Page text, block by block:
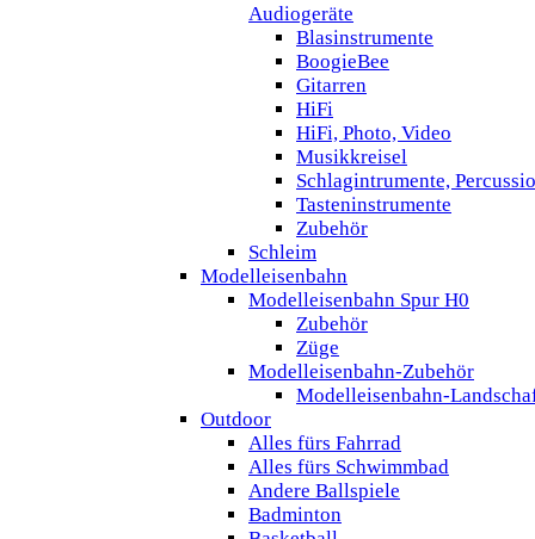
Audiogeräte
Blasinstrumente
BoogieBee
Gitarren
HiFi
HiFi, Photo, Video
Musikkreisel
Schlagintrumente,
Tasteninstrumente
Zubehör
Schleim
Modelleisenbahn
Modelleisenbahn Spur H0
Zubehör
Züge
Modelleisenbahn-Zubehör
Modelleisenbahn-
Outdoor
Alles fürs Fahrrad
Alles fürs Schwimmbad
Andere Ballspiele
Badminton